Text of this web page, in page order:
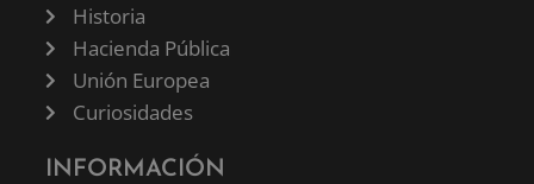
Historia
Hacienda Pública
Unión Europea
Curiosidades
INFORMACIÓN